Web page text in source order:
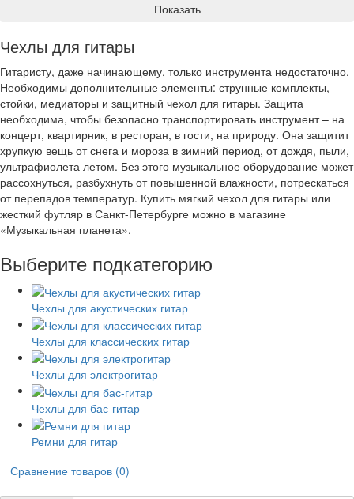
Показать
Чехлы для гитары
Гитаристу, даже начинающему, только инструмента недостаточно.
Необходимы дополнительные элементы: струнные комплекты,
стойки, медиаторы и защитный чехол для гитары. Защита
необходима, чтобы безопасно транспортировать инструмент – на
концерт, квартирник, в ресторан, в гости, на природу. Она защитит
хрупкую вещь от снега и мороза в зимний период, от дождя, пыли,
ультрафиолета летом. Без этого музыкальное оборудование может
рассохнуться, разбухнуть от повышенной влажности, потрескаться
от перепадов температур. Купить мягкий чехол для гитары или
жесткий футляр в Санкт-Петербурге можно в магазине
«Музыкальная планета».
Выберите подкатегорию
Чехлы для акустических гитар
Чехлы для классических гитар
Чехлы для электрогитар
Чехлы для бас-гитар
Ремни для гитар
Сравнение товаров (0)